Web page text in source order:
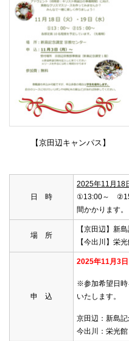
【京田辺キャンパス】
日 時
2025年11月18
①13:00～
間かかります。
場 所
【京田辺】新
【今出川】栄
申 込
2025年11月3
※参加希望日時
いたします。
京田辺：新島
今出川：栄光館